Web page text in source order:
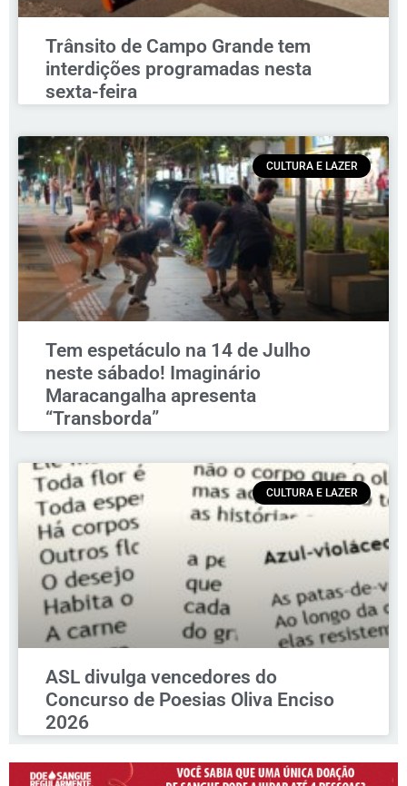
Trânsito de Campo Grande tem
interdições programadas nesta
sexta-feira
CULTURA E LAZER
Tem espetáculo na 14 de Julho
neste sábado! Imaginário
Maracangalha apresenta
“Transborda”
CULTURA E LAZER
ASL divulga vencedores do
Concurso de Poesias Oliva Enciso
2026